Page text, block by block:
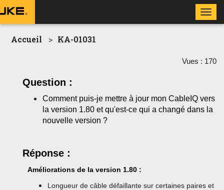
Accueil KA-01031
Vues : 170
Question :
Comment puis-je mettre à jour mon CableIQ vers
la version 1.80 et qu'est-ce qui a changé dans la
nouvelle version ?
Réponse :
Améliorations de la version 1.80 :
Longueur de câble défaillante sur certaines paires et